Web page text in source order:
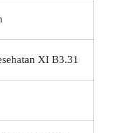
XI B3.31